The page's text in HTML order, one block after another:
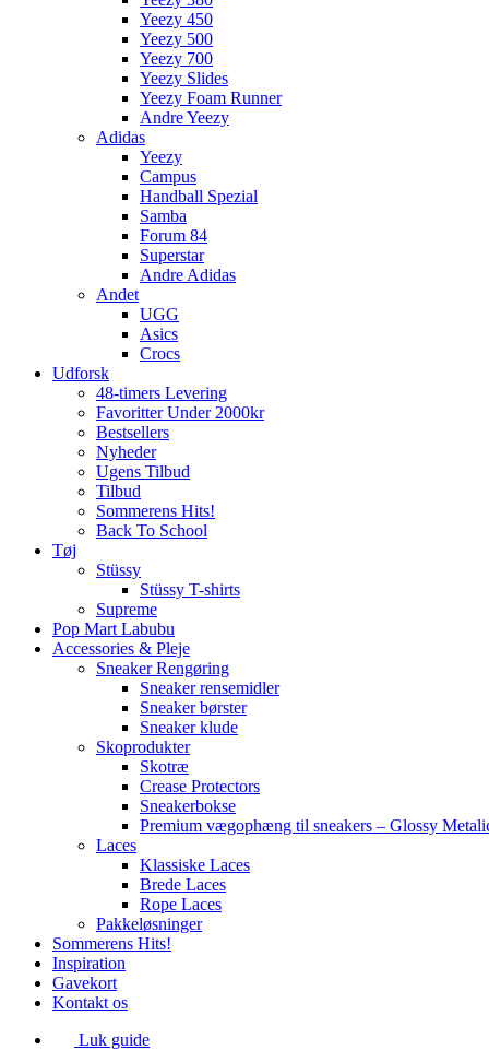
Yeezy 450
Yeezy 500
Yeezy 700
Yeezy Slides
Yeezy Foam Runner
Andre Yeezy
Adidas
Yeezy
Campus
Handball Spezial
Samba
Forum 84
Superstar
Andre Adidas
Andet
UGG
Asics
Crocs
Udforsk
48-timers Levering
Favoritter Under 2000kr
Bestsellers
Nyheder
Ugens Tilbud
Tilbud
Sommerens Hits!
Back To School
Tøj
Stüssy
Stüssy T-shirts
Supreme
Pop Mart Labubu
Accessories & Pleje
Sneaker Rengøring
Sneaker rensemidler
Sneaker børster
Sneaker klude
Skoprodukter
Skotræ
Crease Protectors
Sneakerbokse
Premium vægophæng til sneakers – Glossy
Laces
Klassiske Laces
Brede Laces
Rope Laces
Pakkeløsninger
Sommerens Hits!
Inspiration
Gavekort
Kontakt os
Luk guide